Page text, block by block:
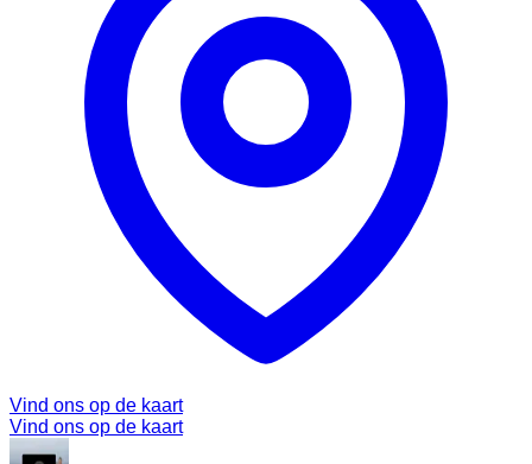
Vind ons op de kaart
Vind ons op de kaart